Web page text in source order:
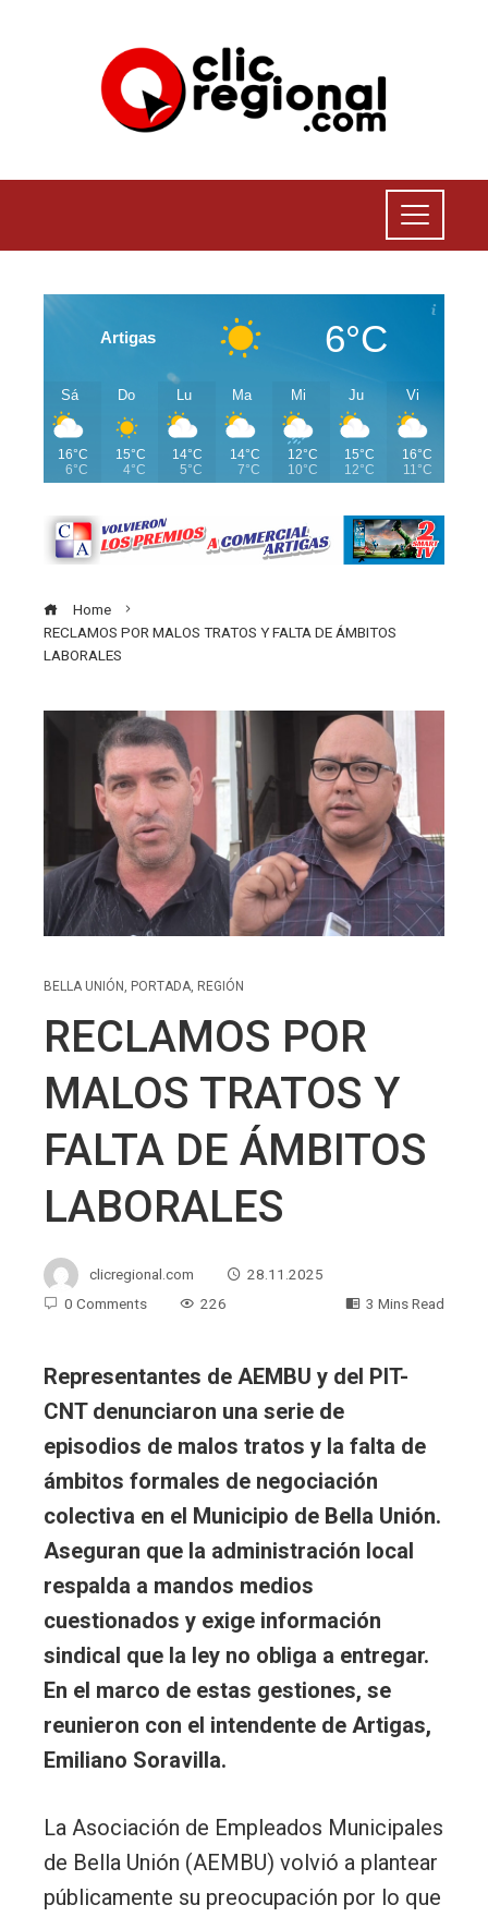
Artigas 6°C
Sá
16°C
6°C
Do
15°C
4°C
Lu
14°C
5°C
Ma
14°C
7°C
Mi
12°C
10°C
Ju
15°C
12°C
Vi
16°C
11°C
Home
RECLAMOS POR MALOS TRATOS Y FALTA DE ÁMBITOS
LABORALES
BELLA UNIÓN , PORTADA, REGIÓN
RECLAMOS POR
MALOS TRATOS Y
FALTA DE ÁMBITOS
LABORALES
clicregional.com
28.11.2025
0 Comments
226 3 Mins Read
Representantes de AEMBU y del PIT-
CNT denunciaron una serie de
episodios de malos tratos y la falta de
ámbitos formales de negociación
colectiva en el Municipio de Bella Unión.
Aseguran que la administración local
respalda a mandos medios
cuestionados y exige información
sindical que la ley no obliga a entregar.
En el marco de estas gestiones, se
reunieron con el intendente de Artigas,
Emiliano Soravilla.
La Asociación de Empleados Municipales
de Bella Unión (AEMBU) volvió a plantear
públicamente su preocupación por lo que